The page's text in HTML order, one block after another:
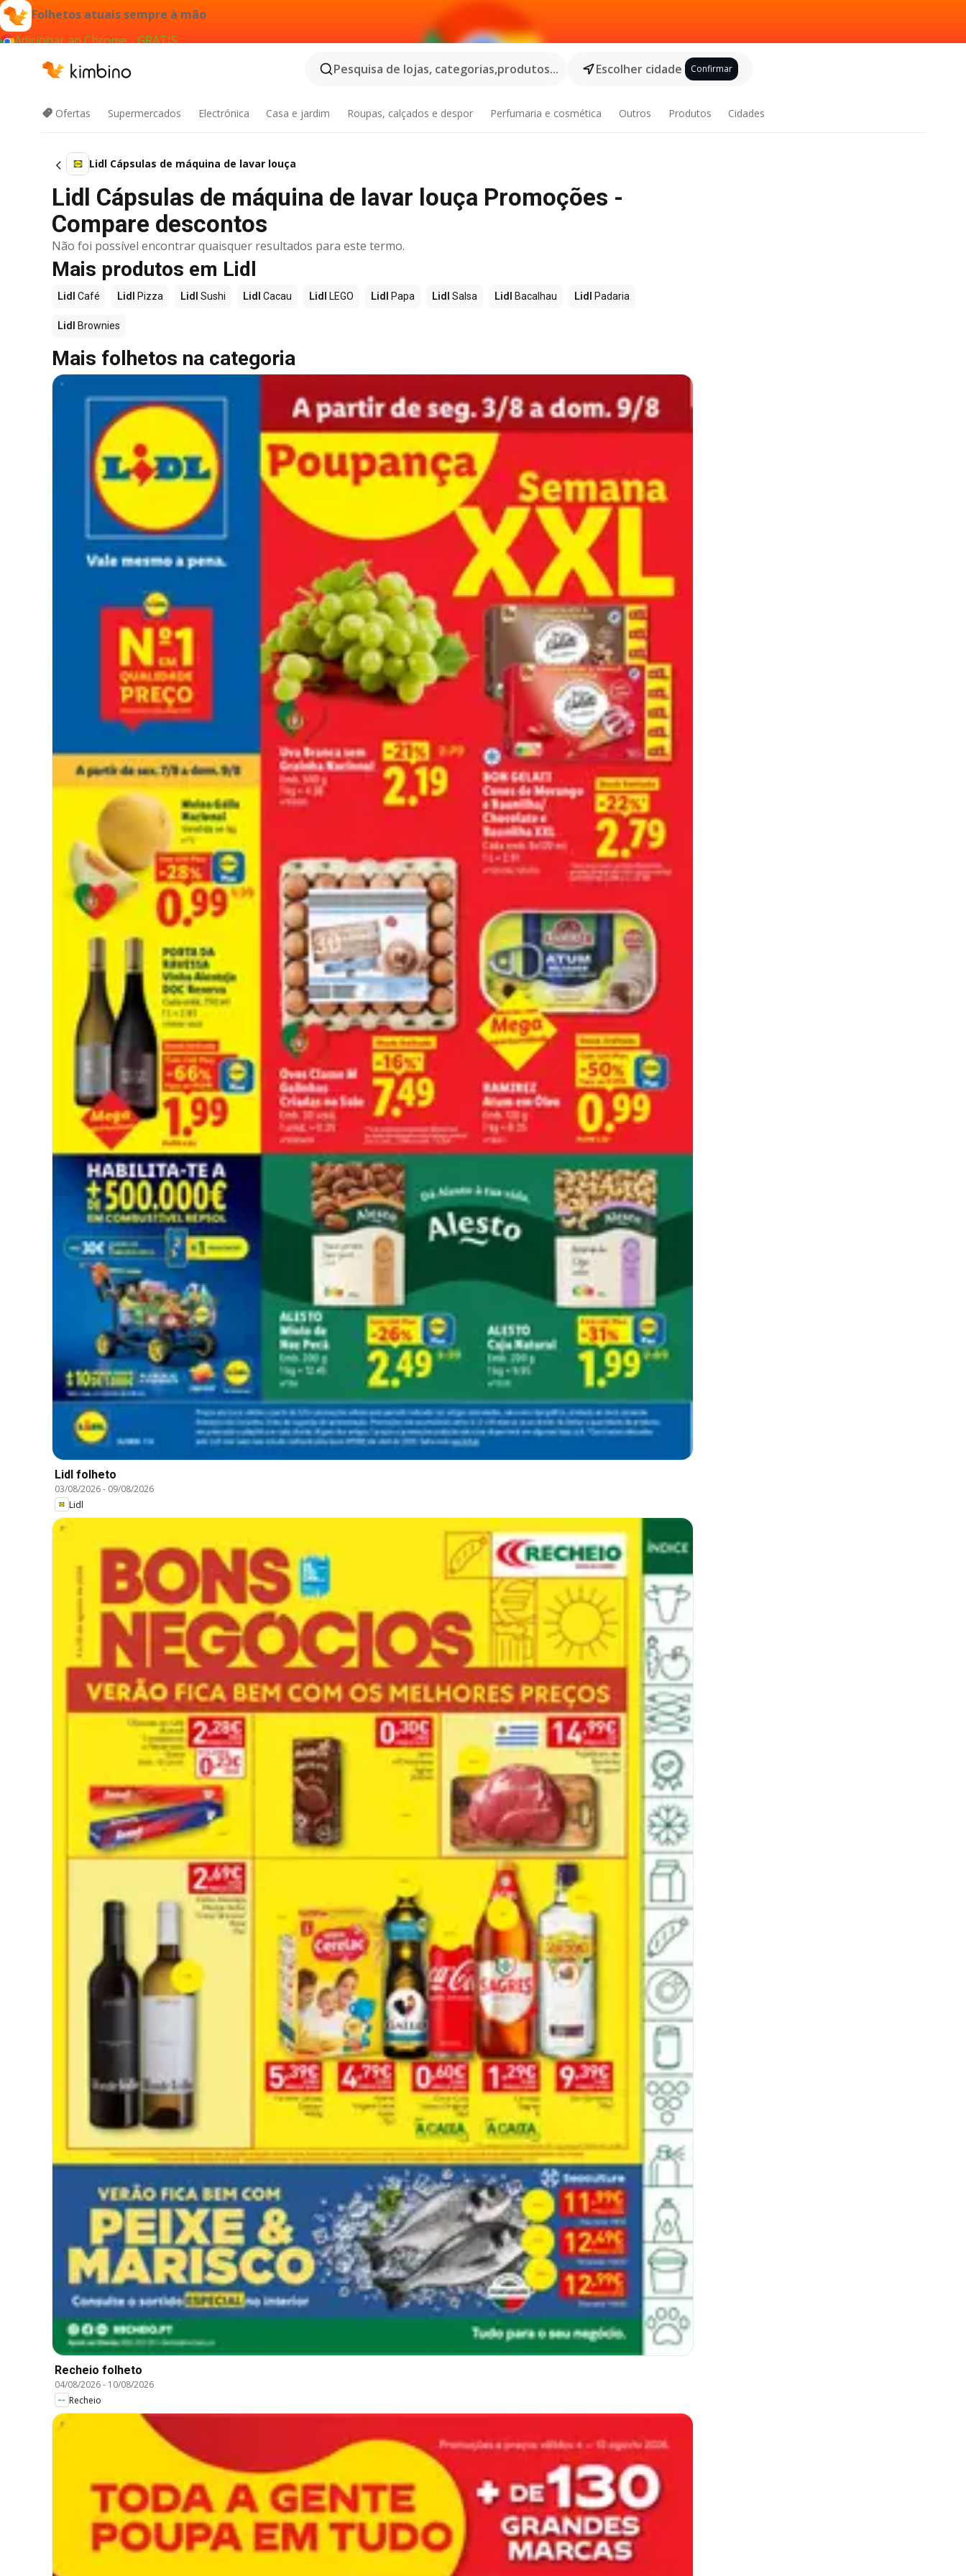
Folhetos atuais sempre à mão
Adicionar ao Chrome - GRÁTIS
Pesquisa de lojas, categorias,produtos...
Escolher cidade Confirmar
Ofertas Supermercados Electrónica Casa e jardim Roupas, calçados e despor Perfumaria e cosmética Outros Produtos Cidades
Lidl Cápsulas de máquina de lavar louça
Lidl Cápsulas de máquina de lavar louça Promoções -
Compare descontos
Não foi possível encontrar quaisquer resultados para este termo.
Mais produtos em Lidl
Lidl Café Lidl Pizza Lidl Sushi Lidl Cacau Lidl LEGO Lidl Papa Lidl Salsa Lidl Bacalhau Lidl Padaria
Lidl Brownies
Mais folhetos na categoria
Lidl folheto
03/08/2026- 09/08/2026
Lidl
Recheio folheto
04/08/2026- 10/08/2026
Recheio